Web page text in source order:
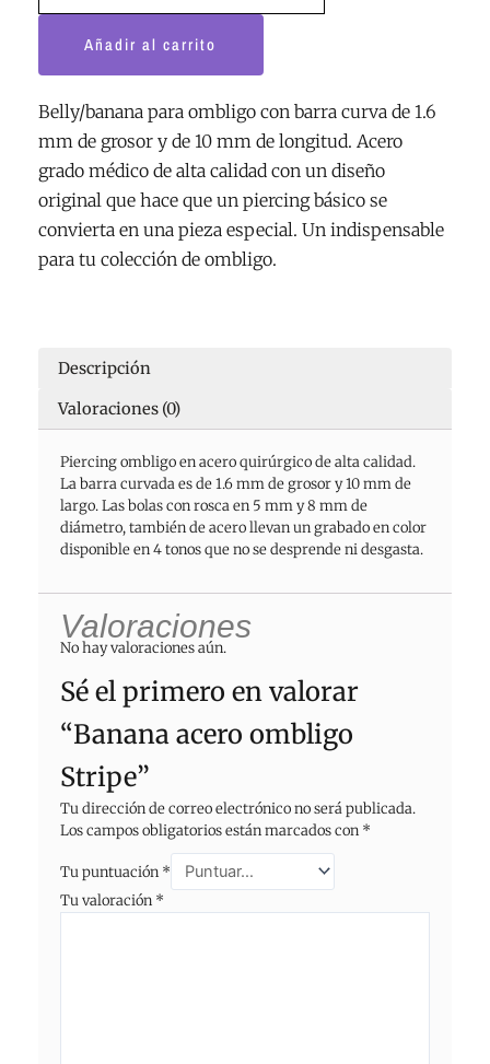
Añadir al carrito
Belly/banana para ombligo con barra curva de 1.6
mm de grosor y de 10 mm de longitud. Acero
grado médico de alta calidad con un diseño
original que hace que un piercing básico se
convierta en una pieza especial. Un indispensable
para tu colección de ombligo.
Descripción
Valoraciones (0)
Piercing ombligo en acero quirúrgico de alta calidad.
La barra curvada es de 1.6 mm de grosor y 10 mm de
largo. Las bolas con rosca en 5 mm y 8 mm de
diámetro, también de acero llevan un grabado en color
disponible en 4 tonos que no se desprende ni desgasta.
Valoraciones
No hay valoraciones aún.
Sé el primero en valorar
“Banana acero ombligo
Stripe”
Tu dirección de correo electrónico no será publicada.
Los campos obligatorios están marcados con *
Tu puntuación *
Tu valoración *